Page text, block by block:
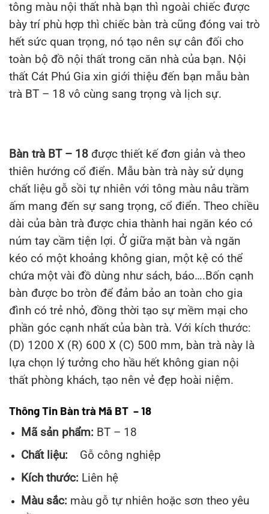
tông màu nội thất nhà bạn thì ngoài chiếc được
bày trí phù hợp thì chiếc bàn trà cũng đóng vai trò
hết sức quan trọng, nó tạo nên sự cân đối cho
toàn bộ đồ nội thất trong căn nhà của bạn. Nội
thất Cát Phú Gia xin giới thiệu đến bạn mẫu bàn
trà BT – 18 vô cùng sang trọng và lịch sự.
Bàn trà BT – 18 được thiết kế đơn giản và theo
thiên hướng cổ điển. Mẫu bàn trà này sử dụng
chất liệu gỗ sồi tự nhiên với tông màu nâu trầm
ấm mang đến sự sang trọng, cổ điển. Theo chiều
dài của bàn trà được chia thành hai ngăn kéo có
núm tay cầm tiện lợi. Ở giữa mặt bàn và ngăn
kéo có một khoảng không gian, một kệ có thể
chứa một vài đồ dùng như sách, báo….Bốn cạnh
bàn được bo tròn để đảm bảo an toàn cho gia
đình có trẻ nhỏ, đồng thời tạo sự mềm mại cho
phần góc cạnh nhất của bàn trà. Với kích thước:
(D) 1200 X (R) 600 X (C) 500 mm, bàn trà này là
lựa chọn lý tưởng cho hầu hết không gian nội
thất phòng khách, tạo nên vẻ đẹp hoài niệm.
Thông Tin Bàn trà Mã BT – 18
Mã sản phẩm: BT – 18
Chất liệu:
Gỗ công nghiệp
Kích thước: Liên hệ
Màu sắc: màu gỗ tự nhiên hoặc sơn theo yêu